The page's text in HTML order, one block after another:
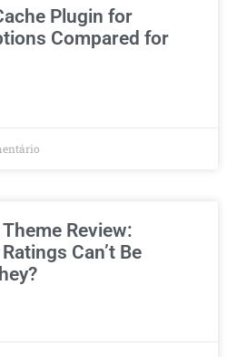
Plugin for
Compared for
Review:
Can’t Be